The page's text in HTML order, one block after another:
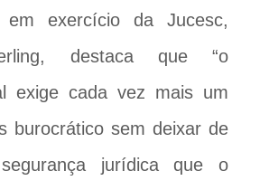
em exercício da Jucesc,
destaca que “o
exige cada vez mais um
burocrático sem deixar de
jurídica que o